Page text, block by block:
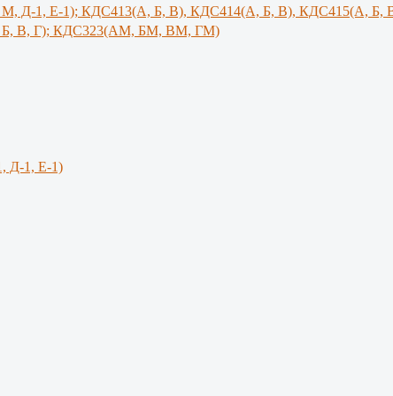
М, Д-1, Е-1); КДС413(А, Б, В), КДС414(А, Б, В), КДС415(А, Б,
В, Г); КДС323(АМ, БМ, ВМ, ГМ)
Д-1, Е-1)